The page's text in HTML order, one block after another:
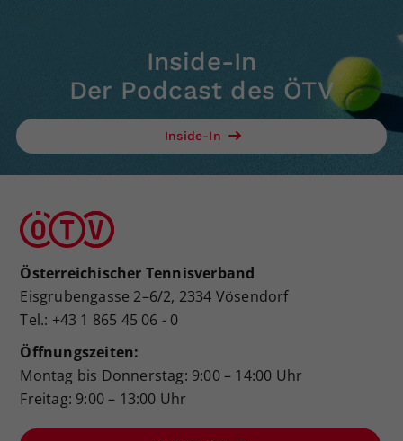
Inside-In
Der Podcast des ÖTV
Inside-In
Österreichischer Tennisverband
Eisgrubengasse 2–6/2, 2334 Vösendorf
Tel.: +43 1 865 45 06 - 0
Öffnungszeiten:
Montag bis Donnerstag: 9:00 – 14:00 Uhr
Freitag: 9:00 – 13:00 Uhr